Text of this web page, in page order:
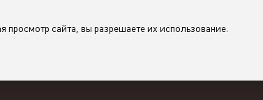
сайта, вы разрешаете их использование.